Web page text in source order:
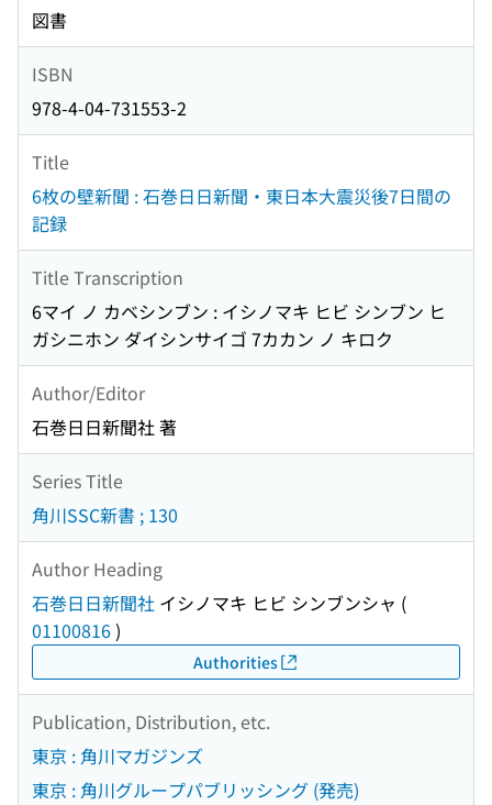
図書
ISBN
978-4-04-731553-2
Title
6枚の壁新聞 : 石巻日日新聞・東日本大震災後7日間の
記録
Title Transcription
6マイ ノ カベシンブン : イシノマキ ヒビ シンブン ヒ
ガシニホン ダイシンサイゴ 7カカン ノ キロク
Author/Editor
石巻日日新聞社 著
Series Title
角川SSC新書 ; 130
Author Heading
石巻日日新聞社 イシノマキ ヒビ シンブンシャ (
01100816)
Authorities
Publication, Distribution, etc.
東京 : 角川マガジンズ
東京 : 角川グループパブリッシング (発売)